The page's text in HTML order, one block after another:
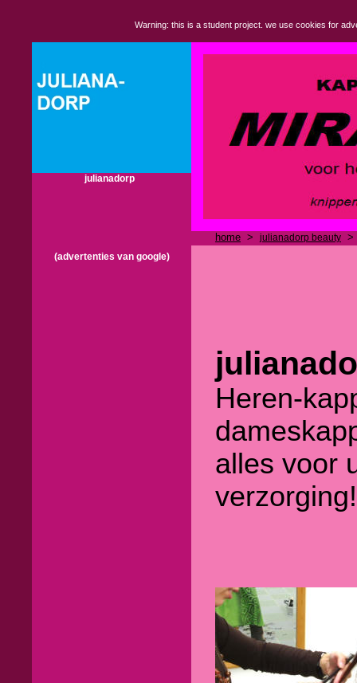
Warning: this is a student project. we use cookies for
julianadorp
(advertenties van google)
home > julianadorp beauty
Heren-
alles voor
verzorging!